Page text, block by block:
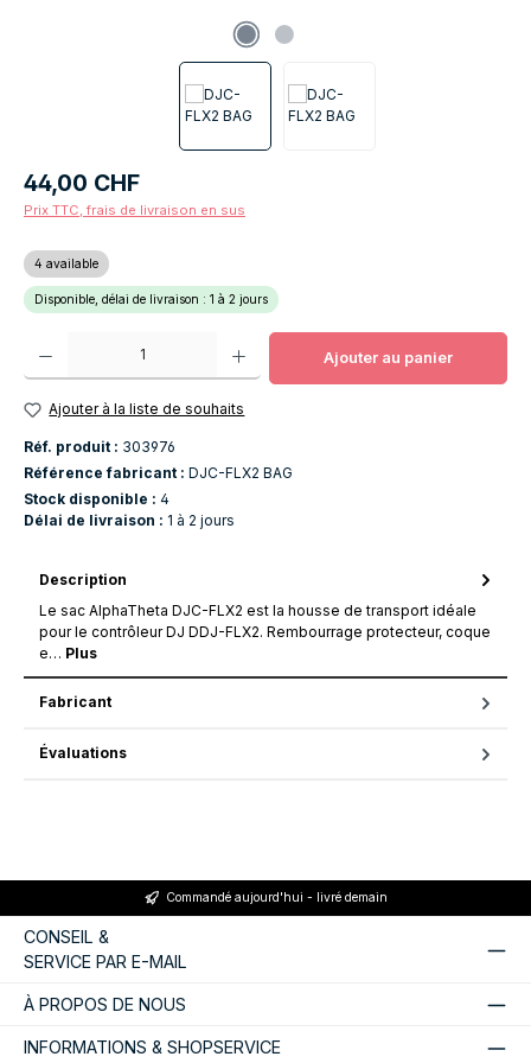
Prix régulier :
44,00 CHF
Prix TTC, frais de livraison en sus
4 available
Disponible, délai de livraison : 1 à 2 jours
Quantité de produit : Entrez la quantité souhaitée ou utilisez les boutons
Ajouter au panier
Ajouter à la liste de souhaits
Réf. produit : 303976
Référence fabricant : DJC-FLX2 BAG
Stock disponible : 4
Délai de livraison : 1 à 2 jours
Description
Le sac AlphaTheta DJC-FLX2 est la housse de transport idéale
pour le contrôleur DJ DDJ-FLX2. Rembourrage protecteur, coque
e… Plus
Fabricant
Évaluations
Commandé aujourd'hui - livré demain
CONSEIL &
SERVICE PAR E-MAIL
À PROPOS DE NOUS
INFORMATIONS & SHOPSERVICE